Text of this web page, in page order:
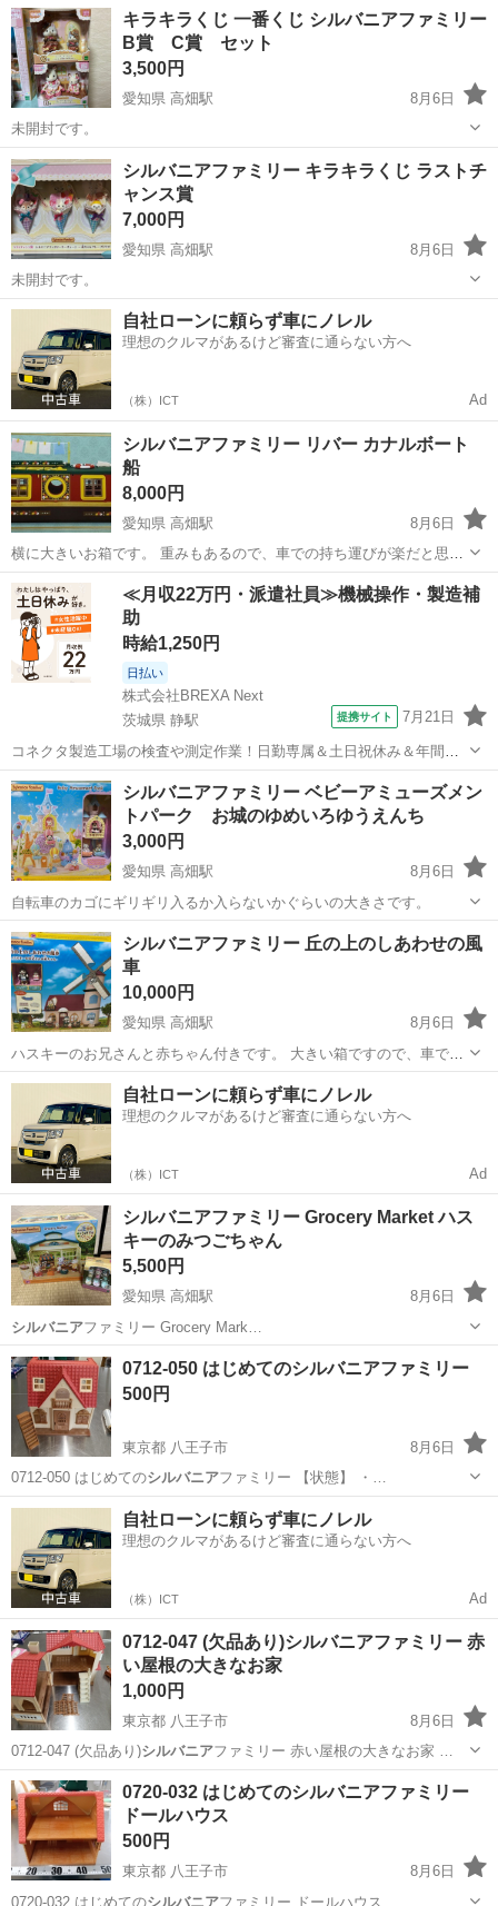
キラキラくじ 一番くじ シルバニアファミリー
B賞 C賞 セット
3,500円
愛知県 高畑駅
8月6日
未開封です。
愛知 名古屋市 フィギュア
シルバニアファミリー
シルバニアファミリー キラキラくじ ラストチ
ャンス賞
7,000円
愛知県 高畑駅
8月6日
未開封です。
愛知 名古屋市 高畑駅 おもちゃ シルバニアファミリー
自社ローンに頼らず車にノレル
理想のクルマがあるけど審査に通らない方へ
（株）ICT Ad
シルバニアファミリー リバー カナルボート
船
8,000円
愛知県 高畑駅
8月6日
横に大きいお箱です。 重みもあるので、車での持ち運びが楽だと思い
ます。
愛知 名古屋市 高畑駅 おもちゃ シルバニアファミリー
≪月収22万円・派遣社員≫機械操作・製造補
助
時給1,250円
日払い
株式会社BREXA Next
茨城県 静駅
提携サイト 7月21日
コネクタ製造工場の検査や測定作業！日勤専属＆土日祝休み＆年間休
日128日★クリーンルーム内作業★マイカー通勤OK＆無料駐車場あり
★就業先食堂利用可！日払い制度あり！《茨城県常陸大宮市》 人気の
工場のお仕事 ◇コネクタ製造工...
茨城 常陸大宮市 その他
シルバニアファミリー ベビーアミューズメン
トパーク お城のゆめいろゆうえんち
3,000円
愛知県 高畑駅
8月6日
自転車のカゴにギリギリ入るか入らないかぐらいの大きさです。
愛知 名古屋市 おもちゃ
シルバニアファミリー 丘の上のしあわせの風
車
10,000円
愛知県 高畑駅
8月6日
ハスキーのお兄さんと赤ちゃん付きです。 大きい箱ですので、車での
持ち運びが楽かと思われます。
愛知 名古屋市 おもちゃ
自社ローンに頼らず車にノレル
理想のクルマがあるけど審査に通らない方へ
（株）ICT Ad
シルバニアファミリー Grocery Market ハス
キーのみつごちゃん
5,500円
愛知県 高畑駅
8月6日
シルバニアファミリー Grocery Mark…
愛知 名古屋市 おもちゃ
0712-050 はじめてのシルバニアファミリー
500円
東京都 八王子市
8月6日
0712-050 はじめてのシルバニア ファミリー 【状態】 ・…
東京 八王子市 シルバニアファミリー
自社ローンに頼らず車にノレル
理想のクルマがあるけど審査に通らない方へ
（株）ICT Ad
0712-047 (欠品あり)シルバニアファミリー 赤
い屋根の大きなお家
1,000円
東京都 八王子市
8月6日
0712-047 (欠品あり)シルバニア ファミリー 赤い屋根の大きなお家 …
東京 八王子市 おもちゃ シルバニアファミリー
0720-032 はじめてのシルバニアファミリー
ドールハウス
500円
東京都 八王子市
8月6日
0720-032 はじめてのシルバニア